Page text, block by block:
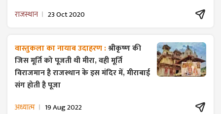
राजस्थान 23 Oct 2020
वास्तुकला का नायाब उदाहरण :श्रीकृष्ण की
जिस मूर्ति को पूजती थी मीरा, वही मूर्ति
विराजमान है राजस्थान के इस मंदिर में, मीराबाई
संग होती है पूजा
अध्यात्म 19 Aug 2022